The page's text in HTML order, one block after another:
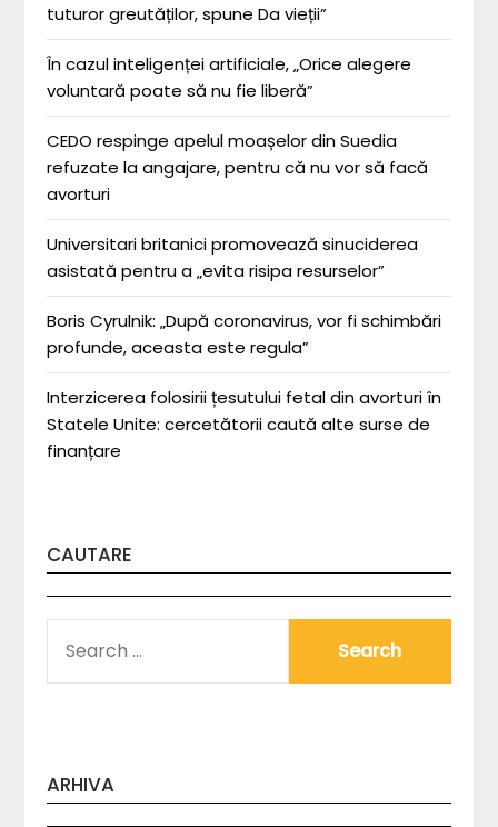
tuturor greutăților, spune Da vieții”
În cazul inteligenței artificiale, „Orice alegere
voluntară poate să nu fie liberă”
CEDO respinge apelul moașelor din Suedia
refuzate la angajare, pentru că nu vor să facă
avorturi
Universitari britanici promovează sinuciderea
asistată pentru a „evita risipa resurselor”
Boris Cyrulnik: „După coronavirus, vor fi schimbări
profunde, aceasta este regula”
Interzicerea folosirii țesutului fetal din avorturi în
Statele Unite: cercetătorii caută alte surse de
finanțare
CAUTARE
FOR:
ARHIVA